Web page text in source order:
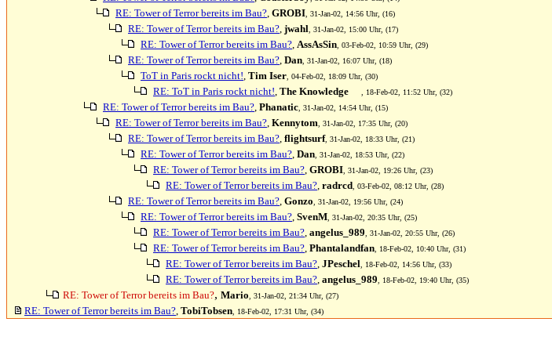
RE: Tower of Terror bereits im Bau?, GROBI , 31-Jan-02, 14:56 Uhr, (16)
RE: Tower of Terror bereits im Bau?, jwahl , 31-Jan-02, 15:00 Uhr, (17)
RE: Tower of Terror bereits im Bau?, AssAsSin , 03-Feb-02, 10:59 Uhr, (29)
RE: Tower of Terror bereits im Bau?, Dan , 31-Jan-02, 16:07 Uhr, (18)
ToT in Paris rockt nicht!, Tim Iser , 04-Feb-02, 18:09 Uhr, (30)
RE: ToT in Paris rockt nicht!, The Knowledge , 18-Feb-02, 11:52 Uhr, (32)
RE: Tower of Terror bereits im Bau?, Phanatic , 31-Jan-02, 14:54 Uhr, (15)
RE: Tower of Terror bereits im Bau?, Kennytom , 31-Jan-02, 17:35 Uhr, (20)
RE: Tower of Terror bereits im Bau?, flightsurf, 31-Jan-02, 18:33 Uhr, (21)
RE: Tower of Terror bereits im Bau?, Dan , 31-Jan-02, 18:53 Uhr, (22)
RE: Tower of Terror bereits im Bau?, GROBI , 31-Jan-02, 19:26 Uhr, (23)
RE: Tower of Terror bereits im Bau?, radrcd , 03-Feb-02, 08:12 Uhr, (28)
RE: Tower of Terror bereits im Bau?, Gonzo , 31-Jan-02, 19:56 Uhr, (24)
RE: Tower of Terror bereits im Bau?, SvenM , 31-Jan-02, 20:35 Uhr, (25)
RE: Tower of Terror bereits im Bau?, angelus_989 , 31-Jan-02, 20:55 Uhr, (26)
RE: Tower of Terror bereits im Bau?, Phantalandfan , 18-Feb-02, 10:40 Uhr, (31)
RE: Tower of Terror bereits im Bau?, JPeschel , 18-Feb-02, 14:56 Uhr, (33)
RE: Tower of Terror bereits im Bau?, angelus_989 , 18-Feb-02, 19:40 Uhr, (35)
RE: Tower of Terror bereits im Bau?, Mario , 31-Jan-02, 21:34 Uhr, (27)
RE: Tower of Terror bereits im Bau?, TobiTobsen , 18-Feb-02, 17:31 Uhr, (34)